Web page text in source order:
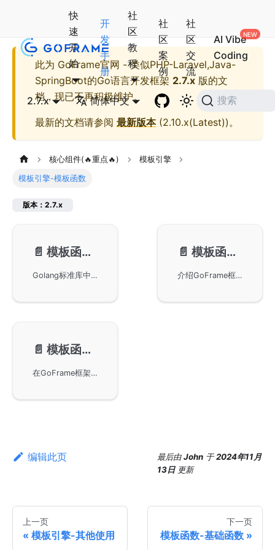
快
速
开
始
开
发
手
册
社
区
教
程
社
区
案
例
社
区
交
流
AI Vibe
Coding
2.7.x 简体中文 搜索
此为 GoFrame官网 - 类似PHP-Laravel,Java-
SpringBoot的Go语言开发框架 2.7.x 版的文
档，现已不再积极维护。
最新的文档请参阅 最新版本(2.10.x(Latest))。
核心组件(🔥重点🔥) 模板引擎
模板引擎-模板函数
版本：2.7.x
📄️ 模板函数-基础函数
Golang标准库中的基础函数及其在GoFrame框架中的改进使用。通过实用示例展示了如何在不同模板函数中进行参数传递，以及如何灵活调用函数。详细解读了and、or、not、call、index等函数的用法，以及GoFrame框架中对eq/ne/lt/le/gt/ge比较函数的自动类型转换优化。
📄️ 模板函数-内置函数
介绍GoFrame框架中模板使用的内置函数，这些函数可以用于数学计算、HTML和URL转义、字符串处理、日期格式化以及数据格式转换，包括plus、minus、times、divide等函数，提升开发效率。
📄️ 模板函数-自定义函数
在GoFrame框架中自定义模板函数，开发者可以将这些函数全局绑定到指定的视图对象中。此外，还可以将自定义对象赋值给模板并通过该对象调用其封装的方法。示例代码展示了如何定义和绑定模板函数，以及使用普通方式和管道方式传递参数进行模板解析。
编辑此页 最后由John 于2024年11月
13日 更新
上一页
模板引擎-其他使用
下一页
模板函数-基础函数